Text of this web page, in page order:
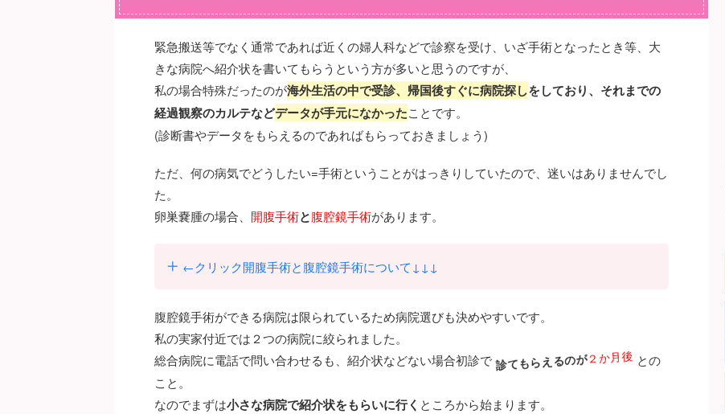
緊急搬送等でなく通常であれば近くの婦人科などで診察を受け、いざ手術となったとき等、大
きな病院へ紹介状を書いてもらうという方が多いと思うのですが、
私の場合特殊だったのが海外生活の中で受診、帰国後すぐに病院探しをしており、それまでの
経過観察のカルテなどデータが手元になかったことです。
(診断書やデータをもらえるのであればもらっておきましょう)
ただ、何の病気でどうしたい=手術ということがはっきりしていたので、迷いはありませんでし
た。
卵巣嚢腫の場合、 開腹手術と腹腔鏡手術があります。
←クリック開腹手術と腹腔鏡手術について↓↓↓
腹腔鏡手術ができる病院は限られているため病院選びも決めやすいです。
私の実家付近では２つの病院に絞られました。
総合病院に電話で問い合わせるも、紹介状などない場合初診で診てもらえるのが２か月後 との
こと。
なのでまずは小さな病院で紹介状をもらいに行く ところから始まります。